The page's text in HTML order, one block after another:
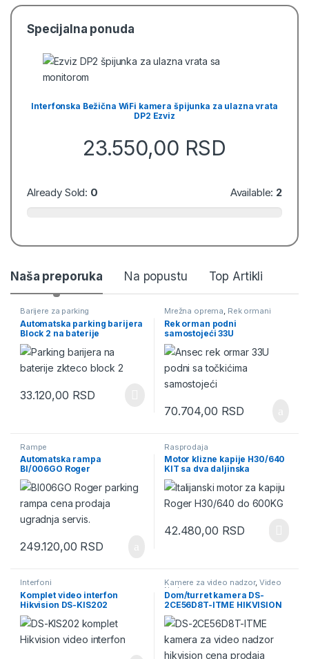
Specijalna ponuda
Interfonska Bežična WiFi kamera špijunka za ulazna vrata
DP2 Ezviz
23.550,00 RSD
Already Sold: 0 Available: 2
Naša preporuka Na popustu Top Artikli
Barijere za parking
Automatska parking barijera
Block 2 na baterije
33.120,00 RSD
Mrežna oprema, Rek ormani
Rek orman podni
samostojeći 33U
600X800mm Ansec
70.704,00 RSD
Rampe
Automatska rampa
BI/006GO Roger
249.120,00 RSD
Rasprodaja
Motor klizne kapije H30/640
KIT sa dva daljinska
upravljača ROGER
42.480,00 RSD
Interfoni
Komplet video interfon
Hikvision DS-KIS202
Kamere za video nadzor, Video
Nadzor
Dom/turret kamera DS-
2CE56D8T-ITME HIKVISION
HD-TVI